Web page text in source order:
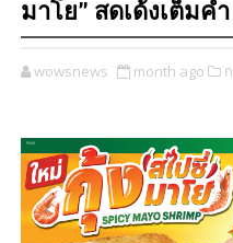
มาโย” สดเด้งเต็มค
wowsnews month ago